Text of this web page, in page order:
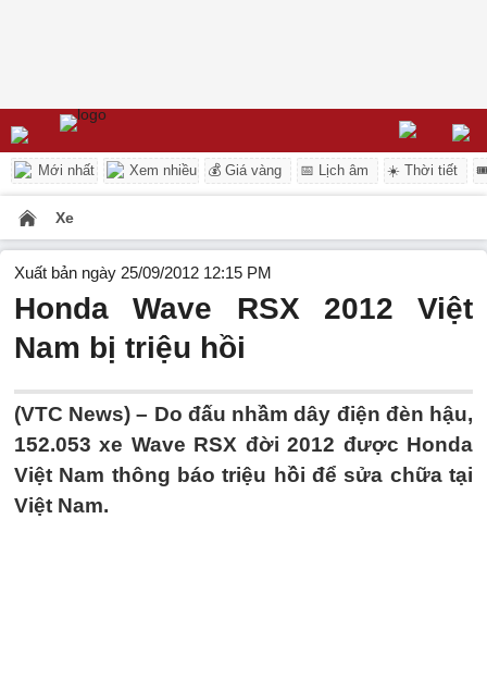
Mới nhất Xem nhiều 💰 Giá vàng 📅 Lịch âm ☀️ Thời tiết
Xe
Xuất bản ngày 25/09/2012 12:15 PM
Honda Wave RSX 2012 Việt
Nam bị triệu hồi
(VTC News) – Do đấu nhầm dây điện đèn hậu,
152.053 xe Wave RSX đời 2012 được Honda
Việt Nam thông báo triệu hồi để sửa chữa tại
Việt Nam.